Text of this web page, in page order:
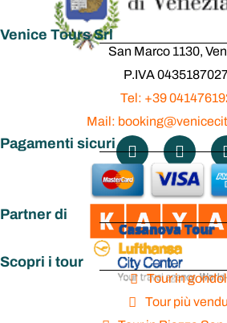
Venice Tours Srl
San Marco 1130,
P.IVA
Tel: +39
Mail:
Pagamenti sicuri
Partner di
Scopri i tour
Tour in
Tour più